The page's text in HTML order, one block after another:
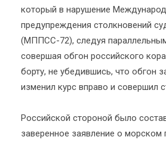
который в нарушение
предупреждения столкновений
(МППСС-72), следуя
совершая обгон российского
борту, не убедившись, что обгон
изменил курс вправо и совершил
Российской стороной было
заверенное заявление о морском